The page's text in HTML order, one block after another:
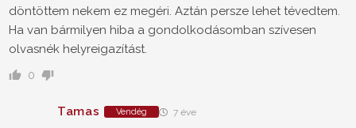
döntöttem nekem ez megéri. Aztán persze lehet tévedtem.
Ha van bármilyen hiba a gondolkodásomban szívesen
olvasnék helyreigazítást.
0
Tamas Vendég 7 éve